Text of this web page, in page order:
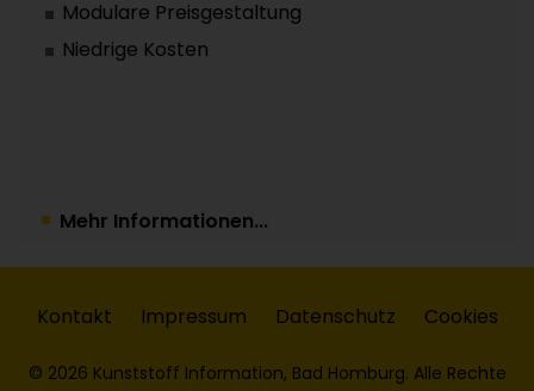
Modulare Preisgestaltung
Niedrige Kosten
Mehr Informationen...
Kontakt Impressum Datenschutz Cookies
© 2026 Kunststoff Information, Bad Homburg. Alle Rechte